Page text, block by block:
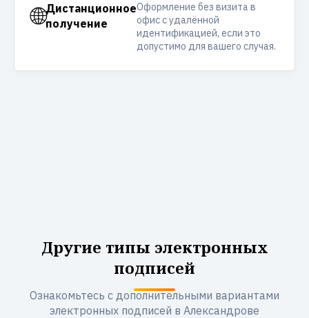
🌐Дистанционное
получение
Оформление без визита в
офис с удалённой
идентификацией, если это
допустимо для вашего случая.
Другие типы электронных
подписей
Ознакомьтесь с дополнительными вариантами
электронных подписей в Александрове